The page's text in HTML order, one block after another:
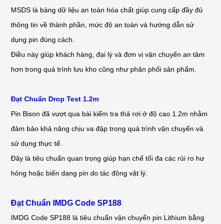
MSDS là bảng dữ liệu an toàn hóa chất giúp cung cấp đầy đủ
thông tin về thành phần, mức độ an toàn và hướng dẫn sử
dụng pin đúng cách.
Điều này giúp khách hàng, đại lý và đơn vị vận chuyển an tâm
hơn trong quá trình lưu kho cũng như phân phối sản phẩm.
Đạt Chuẩn Drop Test 1.2m
Pin Bison đã vượt qua bài kiểm tra thả rơi ở độ cao 1.2m nhằm
đảm bảo khả năng chịu va đập trong quá trình vận chuyển và
sử dụng thực tế.
Đây là tiêu chuẩn quan trọng giúp hạn chế tối đa các rủi ro hư
hỏng hoặc biến dạng pin do tác động vật lý.
Đạt Chuẩn IMDG Code SP188
IMDG Code SP188 là tiêu chuẩn vận chuyển pin Lithium bằng